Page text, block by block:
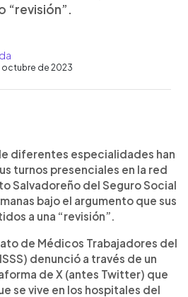
“revisión”.
octubre de 2023
diferentes especialidades han
turnos presenciales en la red
Salvadoreño del Seguro Social
bajo el argumento que sus
a una “revisión”.
de Médicos Trabajadores del
denunció a través de un
de X (antes Twitter) que
se vive en los hospitales del